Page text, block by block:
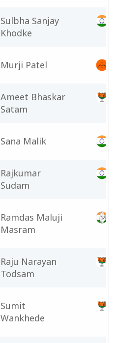
Sulbha Sanjay
Khodke
Murji Patel
Ameet Bhaskar
Satam
Sana Malik
Rajkumar
Sudam
Ramdas Maluji
Masram
Raju Narayan
Todsam
Sumit
Wankhede